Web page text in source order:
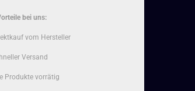
bei uns:
vom Hersteller
Versand
Produkte vorrätig